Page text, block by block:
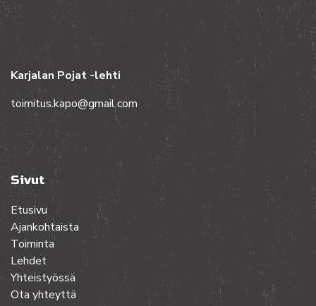
Karjalan Pojat -lehti
toimitus.kapo@gmail.com
Sivut
Etusivu
Ajankohtaista
Toiminta
Lehdet
Yhteistyössä
Ota yhteyttä